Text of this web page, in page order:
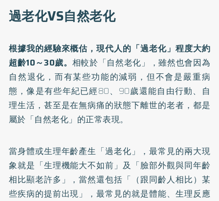
過老化VS自然老化
根據我的經驗來概估，現代人的「過老化」程度大約
超齡10～30歲。 相較於「自然老化」，雖然也會因為
自然退化，而有某些功能的減弱，但不會是嚴重病
態，像是有些年紀已經80、90歲還能自由行動、自
理生活，甚至是在無病痛的狀態下離世的老者，都是
屬於「自然老化」的正常表現。
當身體或生理年齡產生「過老化」，最常見的兩大現
象就是「生理機能大不如前」及「臉部外觀與同年齡
相比顯老許多」，當然還包括「（跟同齡人相比）某
些疾病的提前出現」，最常見的就是體能、生理反應